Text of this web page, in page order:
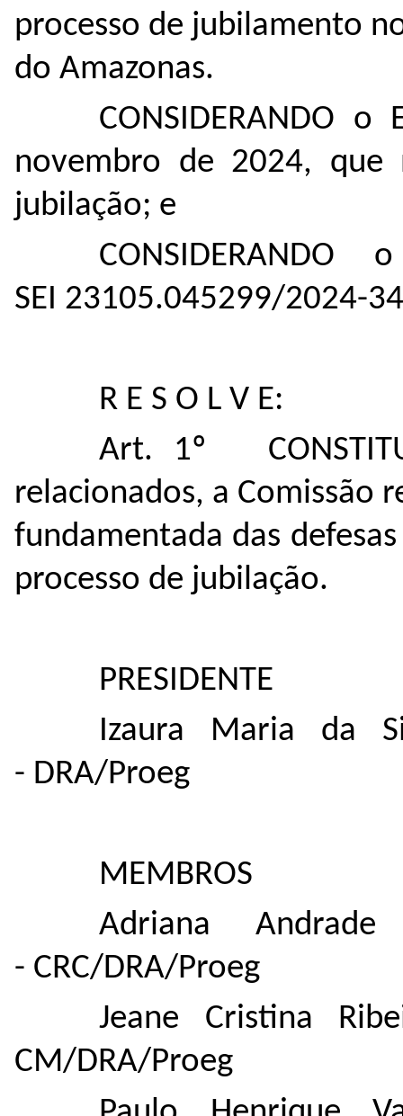
processo de jubilamento
do Amazonas.
CONSIDERANDO
novembro de 2024, que
jubilação; e
SEI 23105.045299/2024-34
R E S O L V E:
Art. 1º
relacionados, a Comissão
fundamentada das
processo de jubilação.
PRESIDENTE
Izaura Maria da
- DRA/Proeg
MEMBROS
Adriana
- CRC/DRA/Proeg
Jeane Cristina
CM/DRA/Proeg